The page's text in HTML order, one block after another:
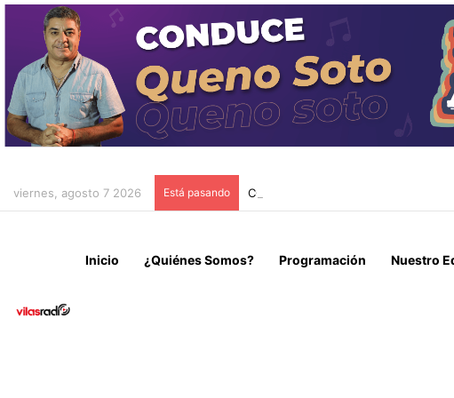
viernes, agosto 7 2026 Está pasando CONFIRMAN INOCENCIA DE
Inicio ¿Quiénes Somos? Programación Nuestro